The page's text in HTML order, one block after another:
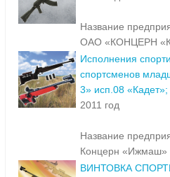
Название
ОАО «КОНЦЕРН
Исполнения
спортсменов
3» исп.08
2011 год
Название
Концерн «Ижмаш»
ВИНТОВКА